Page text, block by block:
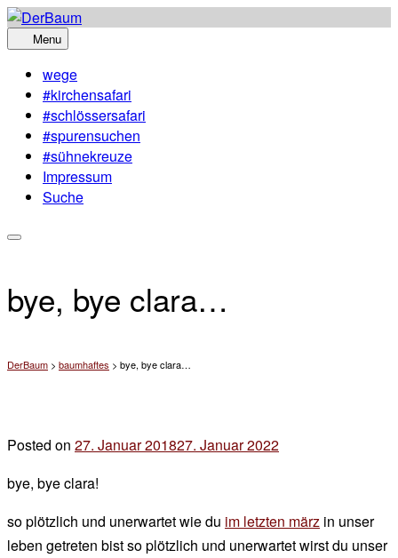
Skip
to
Menu
wege
#kirchensafari
#schlössersafari
#spurensuchen
#sühnekreuze
Impressum
Suche
bye, bye clara…
DerBaum > baumhaftes > bye, bye clara…
Posted on 27. Januar 201827. Januar 2022
bye, bye clara!
so plötzlich und unerwartet wie du im letzten märz in unser
leben getreten bist so plötzlich und unerwartet wirst du unser